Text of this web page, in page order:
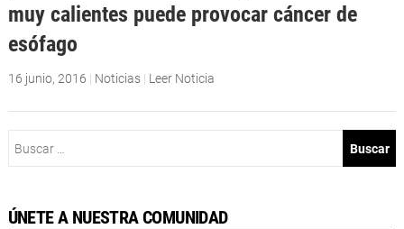
muy calientes puede provocar cáncer de
esófago
16 junio, 2016 | Noticias | Leer Noticia
ÚNETE A NUESTRA COMUNIDAD